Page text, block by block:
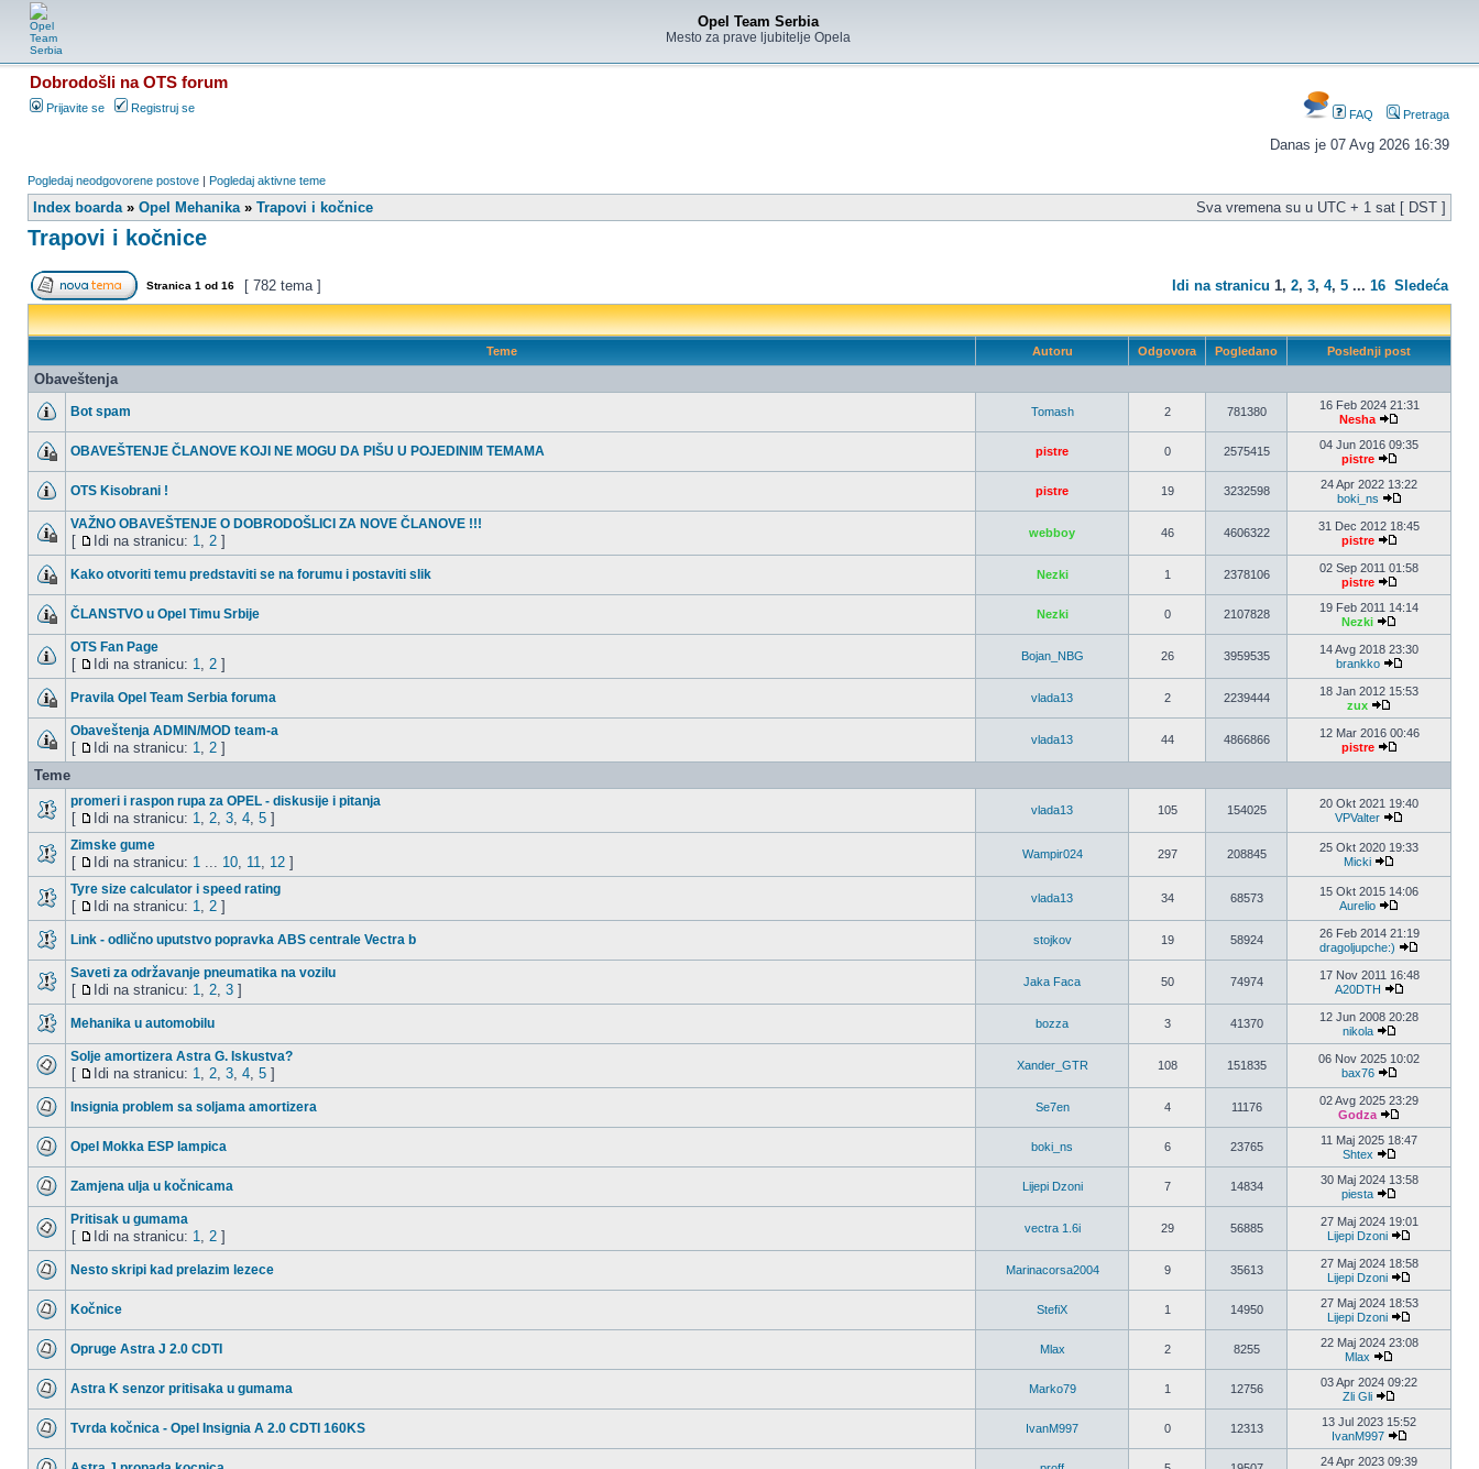
Opel Team Serbia
Mesto za prave ljubitelje Opela
Dobrodošli na OTS forum
Prijavite se Registruj se FAQ Pretraga
Danas je 07 Avg 2026 16:39
Pogledaj neodgovorene postove | Pogledaj aktivne teme
Index boarda» Opel Mehanika» Trapovi i kočnice Sva vremena su u UTC + 1 sat [ DST ]
Trapovi i kočnice
Stranica 1 od 16 [ 782 tema ] Idi na stranicu 1, 2, 3, 4, 5 ... 16 Sledeća
Teme Autoru Odgovora Pogledano Poslednji post
Obaveštenja
Bot spam Tomash 2 781380
16 Feb 2024 21:31
Nesha
OBAVEŠTENJE ČLANOVE KOJI NE MOGU DA PIŠU U POJEDINIM TEMAMA pistre 0 2575415
04 Jun 2016 09:35
pistre
OTS Kisobrani ! pistre 19 3232598
24 Apr 2022 13:22
boki_ns
VAŽNO OBAVEŠTENJE O DOBRODOŠLICI ZA NOVE ČLANOVE !!!
[ Idi na stranicu: 1, 2 ] webboy 46 4606322
31 Dec 2012 18:45
pistre
Kako otvoriti temu predstaviti se na forumu i postaviti slik Nezki 1 2378106
02 Sep 2011 01:58
pistre
ČLANSTVO u Opel Timu Srbije Nezki 0 2107828
19 Feb 2011 14:14
Nezki
OTS Fan Page
[ Idi na stranicu: 1, 2 ] Bojan_NBG 26 3959535
14 Avg 2018 23:30
brankko
Pravila Opel Team Serbia foruma vlada13 2 2239444
18 Jan 2012 15:53
zux
Obaveštenja ADMIN/MOD team-a
[ Idi na stranicu: 1, 2 ] vlada13 44 4866866
12 Mar 2016 00:46
pistre
Teme
promeri i raspon rupa za OPEL - diskusije i pitanja
[ Idi na stranicu: 1, 2, 3, 4, 5 ] vlada13 105 154025
20 Okt 2021 19:40
VPValter
Zimske gume
[ Idi na stranicu: 1 ... 10, 11, 12 ] Wampir024 297 208845
25 Okt 2020 19:33
Micki
Tyre size calculator i speed rating
[ Idi na stranicu: 1, 2 ] vlada13 34 68573
15 Okt 2015 14:06
Aurelio
Link - odlično uputstvo popravka ABS centrale Vectra b stojkov 19 58924
26 Feb 2014 21:19
dragoljupche:)
Saveti za održavanje pneumatika na vozilu
[ Idi na stranicu: 1, 2, 3 ] Jaka Faca 50 74974
17 Nov 2011 16:48
A20DTH
Mehanika u automobilu bozza 3 41370
12 Jun 2008 20:28
nikola
Solje amortizera Astra G. Iskustva?
[ Idi na stranicu: 1, 2, 3, 4, 5 ] Xander_GTR 108 151835
06 Nov 2025 10:02
bax76
Insignia problem sa soljama amortizera Se7en 4 11176
02 Avg 2025 23:29
Godza
Opel Mokka ESP lampica boki_ns 6 23765
11 Maj 2025 18:47
Shtex
Zamjena ulja u kočnicama Lijepi Dzoni 7 14834
30 Maj 2024 13:58
piesta
Pritisak u gumama
[ Idi na stranicu: 1, 2 ] vectra 1.6i 29 56885
27 Maj 2024 19:01
Lijepi Dzoni
Nesto skripi kad prelazim lezece Marinacorsa2004 9 35613
27 Maj 2024 18:58
Lijepi Dzoni
Kočnice StefiX 1 14950
27 Maj 2024 18:53
Lijepi Dzoni
Opruge Astra J 2.0 CDTI Mlax 2 8255
22 Maj 2024 23:08
Mlax
Astra K senzor pritisaka u gumama Marko79 1 12756
03 Apr 2024 09:22
Zli Gli
Tvrda kočnica - Opel Insignia A 2.0 CDTI 160KS IvanM997 0 12313
13 Jul 2023 15:52
IvanM997
24 Apr 2023 09:39